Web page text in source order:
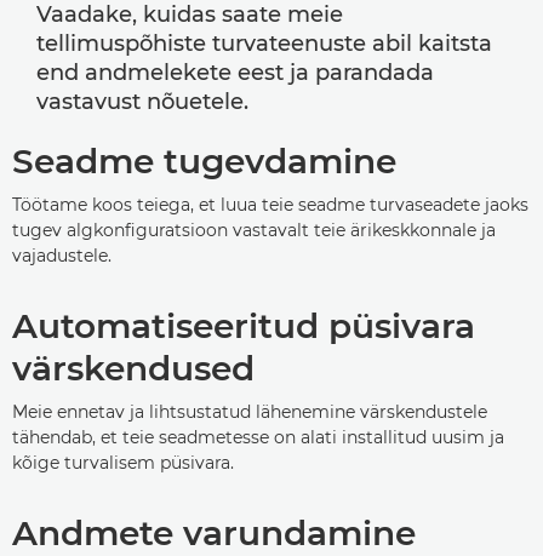
Vaadake, kuidas saate meie
tellimuspõhiste turvateenuste abil kaitsta
end andmelekete eest ja parandada
vastavust nõuetele.
Seadme tugevdamine
Töötame koos teiega, et luua teie seadme turvaseadete jaoks
tugev algkonfiguratsioon vastavalt teie ärikeskkonnale ja
vajadustele.
Automatiseeritud püsivara
värskendused
Meie ennetav ja lihtsustatud lähenemine värskendustele
tähendab, et teie seadmetesse on alati installitud uusim ja
kõige turvalisem püsivara.
Andmete varundamine